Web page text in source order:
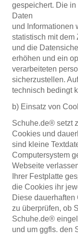
gespeichert. Die
Daten
und Informationen
statistisch mit dem
und die
erhöhen und ein
verarbeiteten
sicherzustellen.
technisch bedingt
b) Einsatz von
Schuhe.de® setzt
Cookies und
sind kleine
Computersystem
Webseite
Ihrer Festplatte
die Cookies ihr
Diese
zu überprüfen, ob
Schuhe.de®
und um ggfls. den